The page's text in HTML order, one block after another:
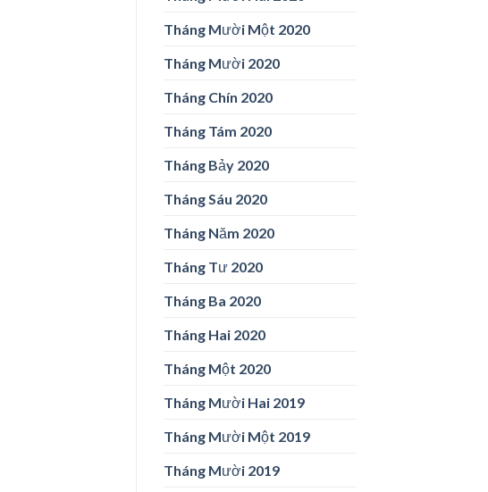
Tháng Mười Một 2020
Tháng Mười 2020
Tháng Chín 2020
Tháng Tám 2020
Tháng Bảy 2020
Tháng Sáu 2020
Tháng Năm 2020
Tháng Tư 2020
Tháng Ba 2020
Tháng Hai 2020
Tháng Một 2020
Tháng Mười Hai 2019
Tháng Mười Một 2019
Tháng Mười 2019